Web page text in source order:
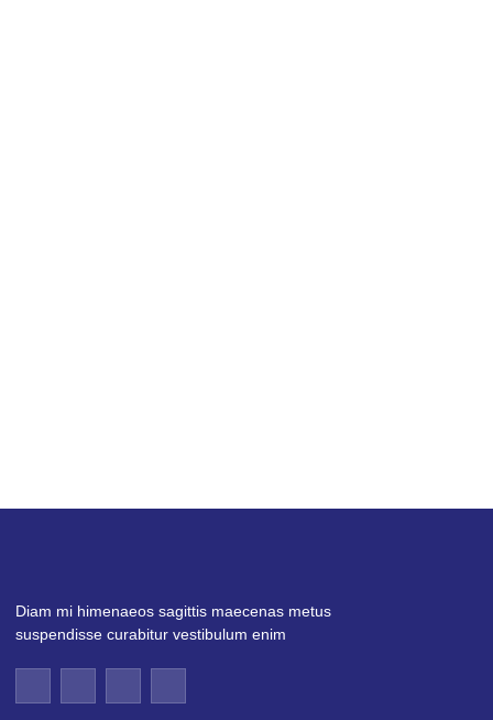
Diam mi himenaeos sagittis maecenas metus
suspendisse curabitur vestibulum enim